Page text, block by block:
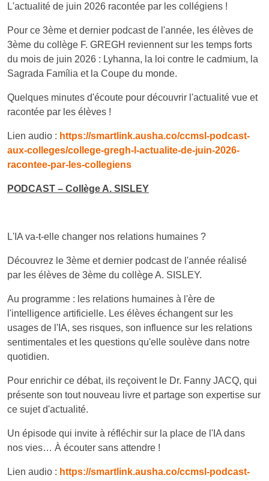
L'actualité de juin 2026 racontée par les collégiens !
Pour ce 3ème et dernier podcast de l'année, les élèves de
3ème du collège F. GREGH reviennent sur les temps forts
du mois de juin 2026 : Lyhanna, la loi contre le cadmium, la
Sagrada Família et la Coupe du monde.
Quelques minutes d'écoute pour découvrir l'actualité vue et
racontée par les élèves !
Lien audio : https://smartlink.ausha.co/ccmsl-podcast-
aux-colleges/college-gregh-l-actualite-de-juin-2026-
racontee-par-les-collegiens
PODCAST – Collège A. SISLEY
L'IA va-t-elle changer nos relations humaines ?
Découvrez le 3ème et dernier podcast de l'année réalisé
par les élèves de 3ème du collège A. SISLEY.
Au programme : les relations humaines à l'ère de
l'intelligence artificielle. Les élèves échangent sur les
usages de l'IA, ses risques, son influence sur les relations
sentimentales et les questions qu'elle soulève dans notre
quotidien.
Pour enrichir ce débat, ils reçoivent le Dr. Fanny JACQ, qui
présente son tout nouveau livre et partage son expertise sur
ce sujet d'actualité.
Un épisode qui invite à réfléchir sur la place de l'IA dans
nos vies… À écouter sans attendre !
Lien audio : https://smartlink.ausha.co/ccmsl-podcast-